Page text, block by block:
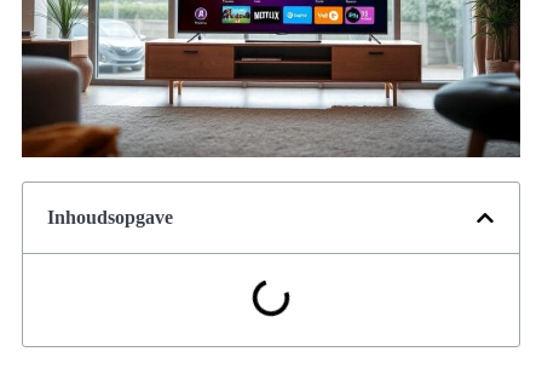
Inhoudsopgave